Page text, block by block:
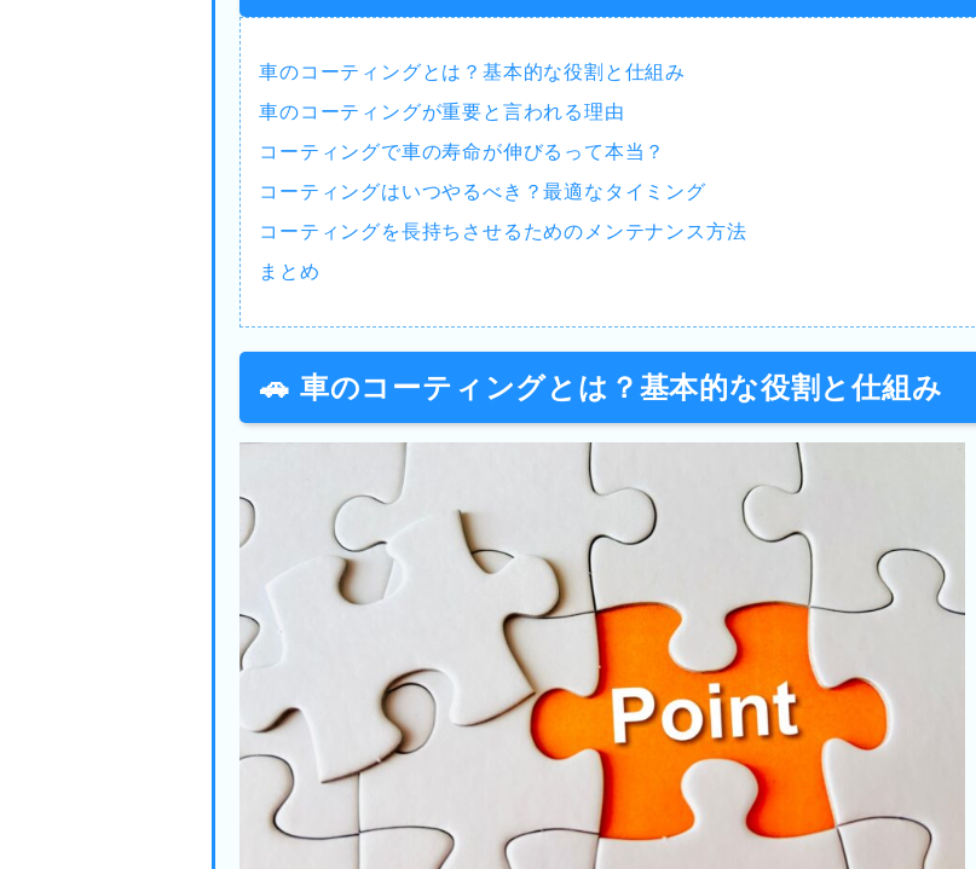
車のコーティングとは？基本的な役割と仕組み
車のコーティングが重要と言われる理由
コーティングで車の寿命が伸びるって本当？
コーティングはいつやるべき？最適なタイミング
コーティングを長持ちさせるためのメンテナンス方法
まとめ
🚗 車のコーティングとは？基本的な役割と仕組み